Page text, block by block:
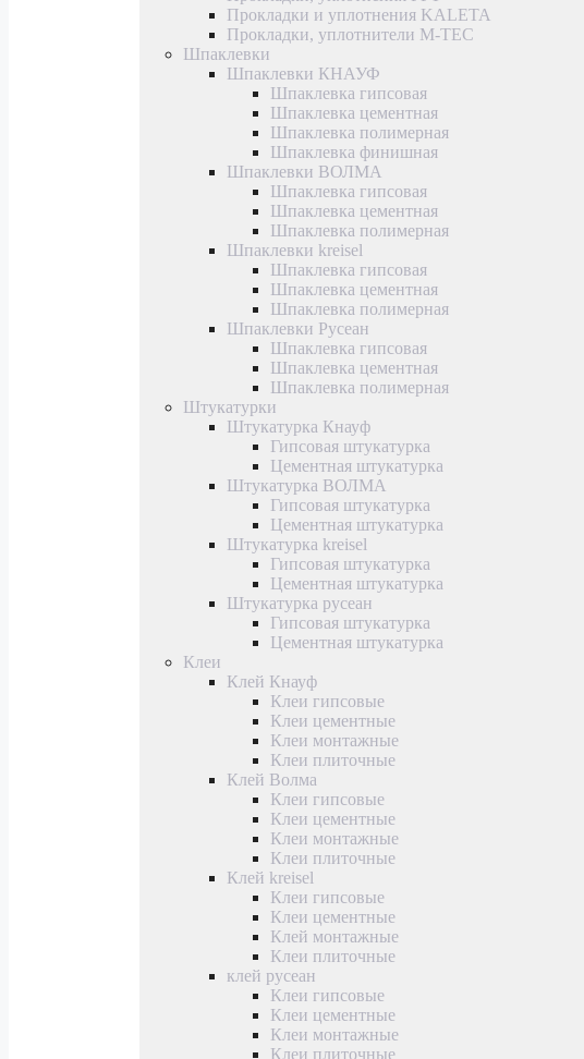
Прокладки и уплотнения KALETA
Прокладки, уплотнители M-TEC
Шпаклевки
Шпаклевки КНАУФ
Шпаклевка гипсовая
Шпаклевка цементная
Шпаклевка полимерная
Шпаклевка финишная
Шпаклевки ВОЛМА
Шпаклевка гипсовая
Шпаклевка цементная
Шпаклевка полимерная
Шпаклевки kreisel
Шпаклевка гипсовая
Шпаклевка цементная
Шпаклевка полимерная
Шпаклевки Русеан
Шпаклевка гипсовая
Шпаклевка цементная
Шпаклевка полимерная
Штукатурки
Штукатурка Кнауф
Гипсовая штукатурка
Цементная штукатурка
Штукатурка ВОЛМА
Гипсовая штукатурка
Цементная штукатурка
Штукатурка kreisel
Гипсовая штукатурка
Цементная штукатурка
Штукатурка русеан
Гипсовая штукатурка
Цементная штукатурка
Клеи
Клей Кнауф
Клеи гипсовые
Клеи цементные
Клеи монтажные
Клеи плиточные
Клей Волма
Клеи гипсовые
Клеи цементные
Клеи монтажные
Клеи плиточные
Клей kreisel
Клеи гипсовые
Клеи цементные
Клей монтажные
Клеи плиточные
клей русеан
Клеи гипсовые
Клеи цементные
Клеи монтажные
Клеи плиточные